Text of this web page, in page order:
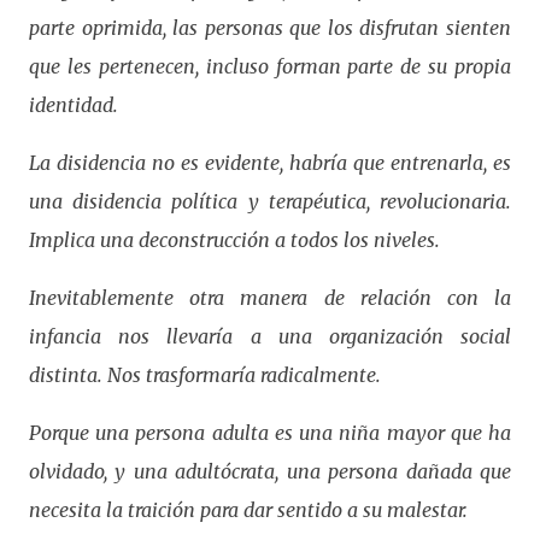
parte oprimida, las personas que los disfrutan sienten
que les pertenecen, incluso forman parte de su propia
identidad.
La disidencia no es evidente, habría que entrenarla, es
una disidencia política y terapéutica, revolucionaria.
Implica una deconstrucción a todos los niveles.
Inevitablemente otra manera de relación con la
infancia nos llevaría a una organización social
distinta. Nos trasformaría radicalmente.
Porque una persona adulta es una niña mayor que ha
olvidado, y una adultócrata, una persona dañada que
necesita la traición para dar sentido a su malestar.